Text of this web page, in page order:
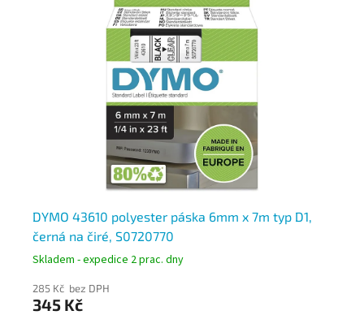
DYMO 43610 polyester páska 6mm x 7m typ D1,
černá na čiré, S0720770
Skladem - expedice 2 prac. dny
285 Kč bez DPH
345 Kč